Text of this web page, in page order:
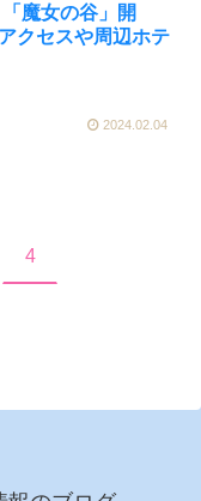
魔女の谷」開
クセスや周辺ホテ
2024.02.04
4